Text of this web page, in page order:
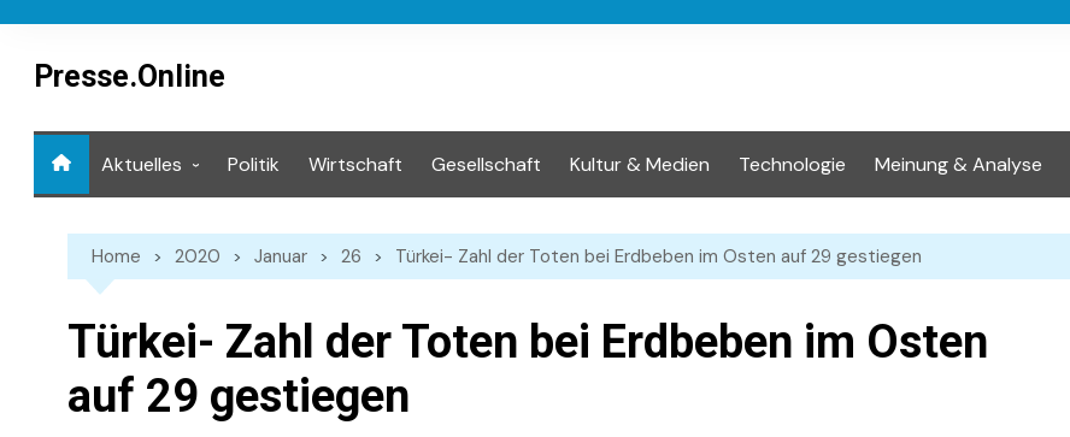
contentPresse.Online
Aktuelles Politik Wirtschaft Gesellschaft Kultur & Medien Technologie Meinung & Analyse
Home 2020 Januar 26 Türkei- Zahl der Toten bei Erdbeben im Osten auf 29 gestiegen
Türkei- Zahl der Toten bei Erdbeben im Osten
auf 29 gestiegen